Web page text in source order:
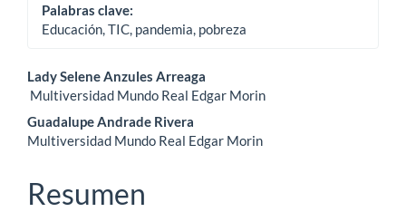
Palabras clave:
Educación, TIC, pandemia, pobreza
Contenido
principal
del
artículo
Lady Selene Anzules Arreaga
Multiversidad Mundo Real Edgar Morin
Guadalupe Andrade Rivera
Multiversidad Mundo Real Edgar Morin
Resumen